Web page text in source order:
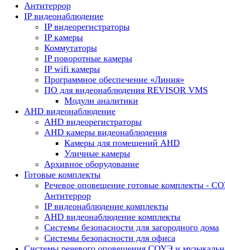
Антитеррор
IP видеонаблюдение
IP видеорегистраторы
IP камеры
Коммутаторы
IP поворотные камеры
IP wifi камеры
Программное обеспечение «Линия»
ПО для видеонаблюдения REVISOR VMS
Модули аналитики
AHD видеонаблюдение
AHD видеорегистраторы
AHD камеры видеонаблюдения
Камеры для помещений AHD
Уличные камеры
Архивное оборудование
Готовые комплекты
Речевое оповещение готовые комплекты -
Антитеррор
IP видеонаблюдение комплекты
AHD видеонаблюдение комплекты
Системы безопасности для загородного дома
Системы безопасности для офиса